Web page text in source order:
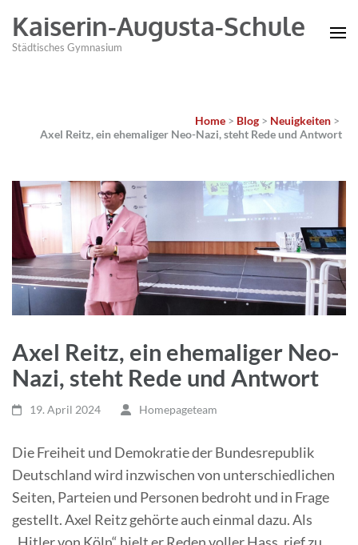
Kaiserin-Augusta-Schule
Städtisches Gymnasium
Home > Blog > Neuigkeiten >
Axel Reitz, ein ehemaliger Neo-Nazi, steht Rede und Antwort
Axel Reitz, ein ehemaliger Neo-
Nazi, steht Rede und Antwort
19. April 2024 Homepageteam
Die Freiheit und Demokratie der Bundesrepublik
Deutschland wird inzwischen von unterschiedlichen
Seiten, Parteien und Personen bedroht und in Frage
gestellt. Axel Reitz gehörte auch einmal dazu. Als